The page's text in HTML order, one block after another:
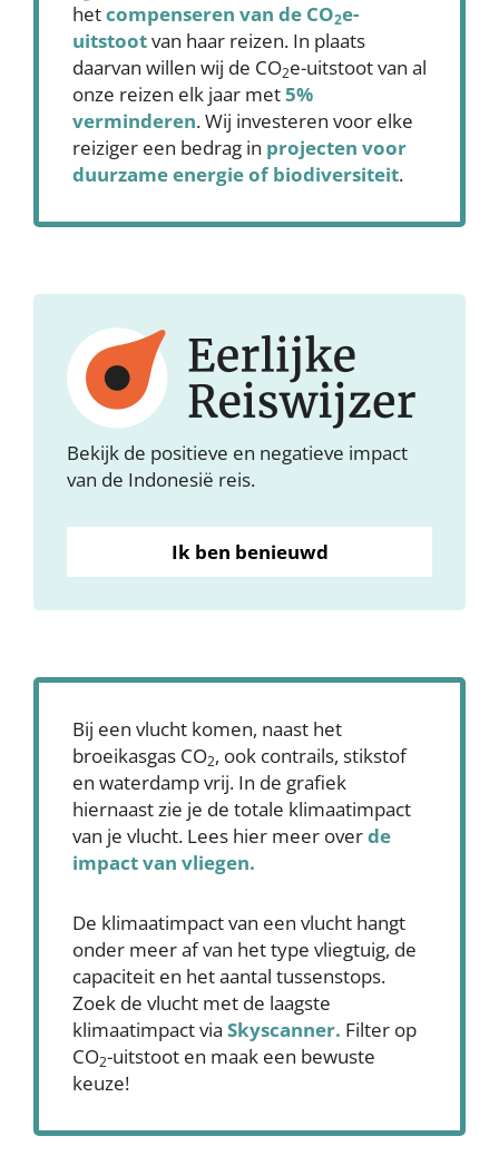
hetcompenseren van de CO2e-
uitstootvan haar reizen. In plaats
daarvan willen wij de CO2e-uitstoot van al
onze reizen elk jaar met5%
verminderen. Wij investeren voor elke
reiziger een bedrag in projecten voor
duurzame energie of biodiversiteit.
Bekijk de positieve en negatieve impact
van de Indonesië reis.
Ik ben benieuwd
Bij een vlucht komen, naast het
broeikasgas CO2, ook contrails, stikstof
en waterdamp vrij. In de grafiek
hiernaast zie je de totale klimaatimpact
van je vlucht. Lees hier meer overde
impact van vliegen.
De klimaatimpact van een vlucht hangt
onder meer af van het type vliegtuig, de
capaciteit en het aantal tussenstops.
Zoek de vlucht met de laagste
klimaatimpact via Skyscanner. Filter op
CO2-uitstoot en maak een bewuste
keuze!